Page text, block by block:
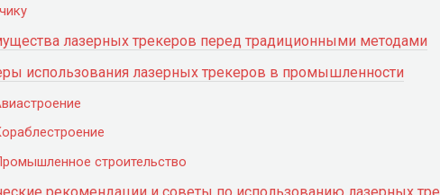
лазерных трекеров перед традиционными методами
использования лазерных трекеров в промышленности
строительство